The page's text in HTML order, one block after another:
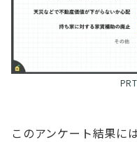
このアンケート結果に